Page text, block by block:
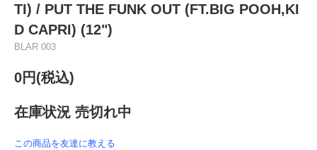
TI) / PUT THE FUNK OUT (FT.BIG POOH,KI
D CAPRI) (12")
BLAR 003
0円(税込)
在庫状況 売切れ中
この商品を友達に教える